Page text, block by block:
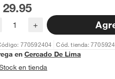
+
770592404 Cód. tienda:
en Cercado De Lima
en tienda